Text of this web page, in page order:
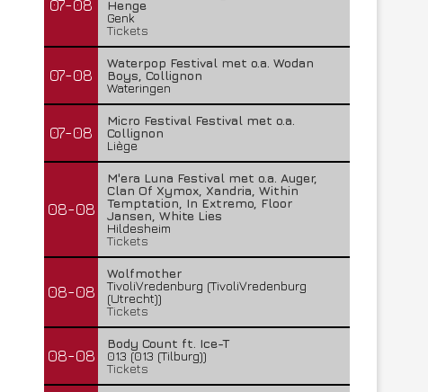
07-08
Henge
Genk
Tickets
07-08
Waterpop Festival met o.a. Wodan
Boys, Collignon
Wateringen
07-08
Micro Festival Festival met o.a.
Collignon
Liège
08-08
M'era Luna Festival met o.a. Auger,
Clan Of Xymox, Xandria, Within
Temptation, In Extremo, Floor
Jansen, White Lies
Hildesheim
Tickets
08-08
Wolfmother
TivoliVredenburg (TivoliVredenburg
(Utrecht))
Tickets
08-08
Body Count ft. Ice-T
013 (013 (Tilburg))
Tickets